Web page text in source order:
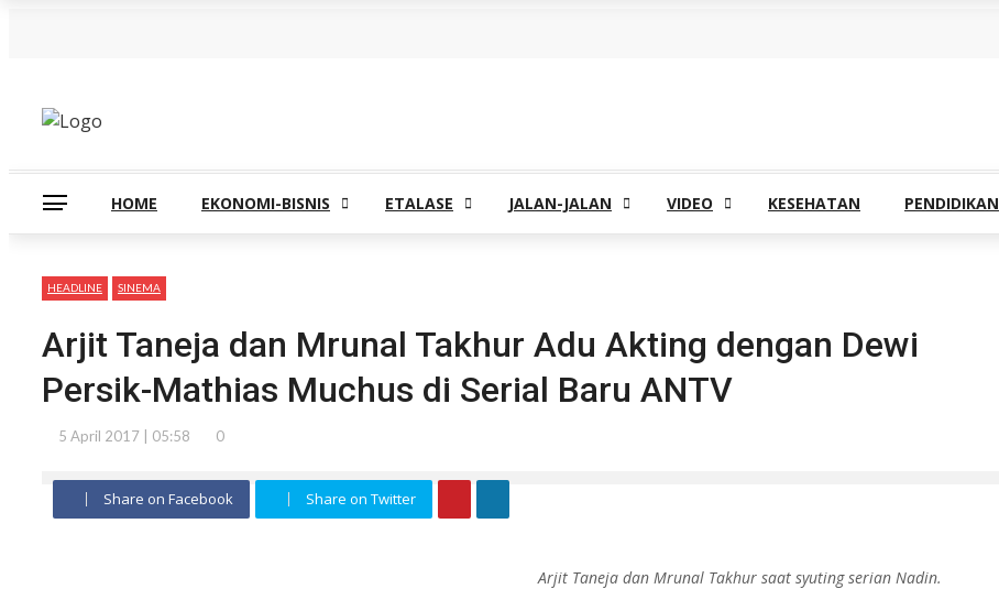
HOME EKONOMI-BISNIS ETALASE JALAN-JALAN VIDEO KESEHATAN PENDIDIKAN
HEADLINE SINEMA
Arjit Taneja dan Mrunal Takhur Adu Akting dengan Dewi
Persik-Mathias Muchus di Serial Baru ANTV
5 April 2017 | 05:58 0
Share on Facebook Share on Twitter
Arjit Taneja dan Mrunal Takhur saat syuting serian Nadin.